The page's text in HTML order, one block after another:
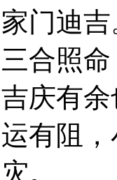
门迪吉
合照
庆有
有阻
。